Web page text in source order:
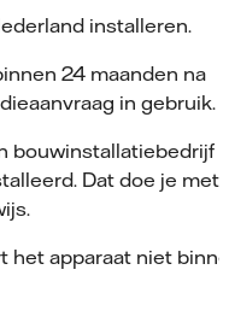
installeren.
24 maanden na
in gebruik.
bouwinstallatiebedrijf
Dat doe je met
het apparaat niet